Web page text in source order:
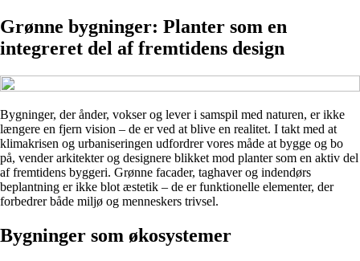
Grønne bygninger: Planter som en
integreret del af fremtidens design
Bygninger, der ånder, vokser og lever i samspil med naturen, er ikke
længere en fjern vision – de er ved at blive en realitet. I takt med at
klimakrisen og urbaniseringen udfordrer vores måde at bygge og bo
på, vender arkitekter og designere blikket mod planter som en aktiv del
af fremtidens byggeri. Grønne facader, taghaver og indendørs
beplantning er ikke blot æstetik – de er funktionelle elementer, der
forbedrer både miljø og menneskers trivsel.
Bygninger som økosystemer